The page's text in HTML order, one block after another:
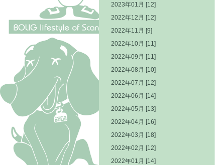
2023年01月 [12]
2022年12月 [12]
2022年11月 [9]
2022年10月 [11]
2022年09月 [11]
2022年08月 [10]
2022年07月 [12]
2022年06月 [14]
2022年05月 [13]
2022年04月 [16]
2022年03月 [18]
2022年02月 [12]
2022年01月 [14]